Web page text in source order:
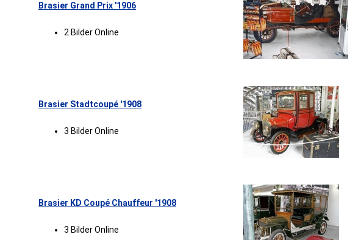
Brasier Grand Prix '1906
2 Bilder Online
Brasier Stadtcoupé '1908
3 Bilder Online
Brasier KD Coupé Chauffeur '1908
3 Bilder Online